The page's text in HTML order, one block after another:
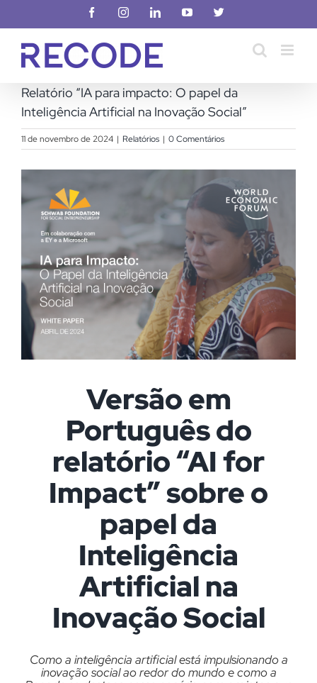
para
conteúdo
FacebookInstagramLinkedInYouTubeX
Relatório “IA para impacto: O papel da
Inteligência Artificial na Inovação Social”
11 de novembro de 2024 | Relatórios | 0 Comentários
Larger
Image
Versão em
Português do
relatório “AI for
Impact” sobre o
papel da
Inteligência
Artificial na
Inovação Social
Como a inteligência artificial está impulsionando a
inovação social ao redor do mundo e como a